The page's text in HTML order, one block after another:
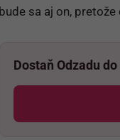
bude sa aj on,
Dostaň Odzadu